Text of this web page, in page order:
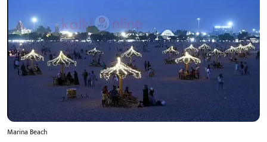
Marina Beach